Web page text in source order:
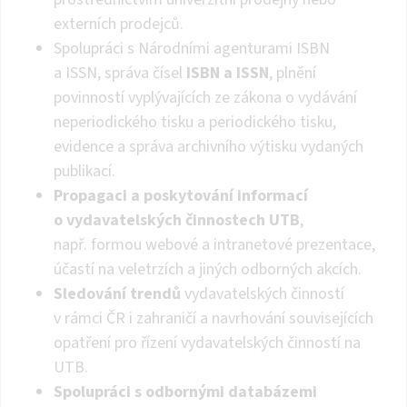
externích prodejců.
Spolupráci s Národními agenturami ISBN
a ISSN, správa čísel ISBN a ISSN, plnění
povinností vyplývajících ze zákona o vydávání
neperiodického tisku a periodického tisku,
evidence a správa archivního výtisku vydaných
publikací.
Propagaci a poskytování informací
o vydavatelských činnostech UTB,
např. formou webové a intranetové prezentace,
účastí na veletrzích a jiných odborných akcích.
Sledování trendů vydavatelských činností
v rámci ČR i zahraničí a navrhování souvisejících
opatření pro řízení vydavatelských činností na
UTB.
Spolupráci s odbornými databázemi